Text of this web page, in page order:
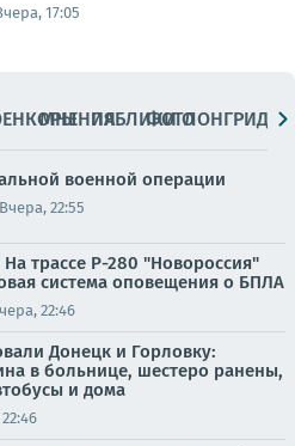
17:05
МНЕНИЯПАБЛИКИ
ФОТОЛОНГРИДЫ
военной операции
Вчера, 22:55
трассе Р-280 "Новороссия"
система оповещения о БПЛА
22:46
Донецк и Горловку:
в больнице, шестеро ранены,
и дома